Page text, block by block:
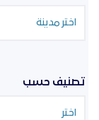
تصنيف حسب